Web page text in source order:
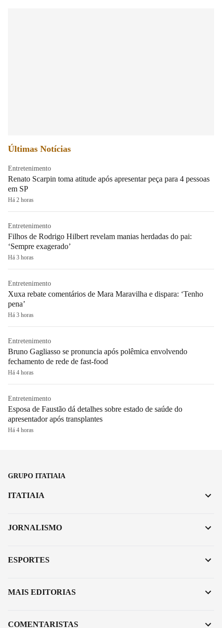
Últimas Notícias
Entretenimento
Renato Scarpin toma atitude após apresentar peça para 4 pessoas
em SP
Há 2 horas
Entretenimento
Filhos de Rodrigo Hilbert revelam manias herdadas do pai:
‘Sempre exagerado’
Há 3 horas
Entretenimento
Xuxa rebate comentários de Mara Maravilha e dispara: ‘Tenho
pena’
Há 3 horas
Entretenimento
Bruno Gagliasso se pronuncia após polêmica envolvendo
fechamento de rede de fast-food
Há 4 horas
Entretenimento
Esposa de Faustão dá detalhes sobre estado de saúde do
apresentador após transplantes
Há 4 horas
GRUPO ITATIAIA
ITATIAIA
JORNALISMO
ESPORTES
MAIS EDITORIAS
COMENTARISTAS